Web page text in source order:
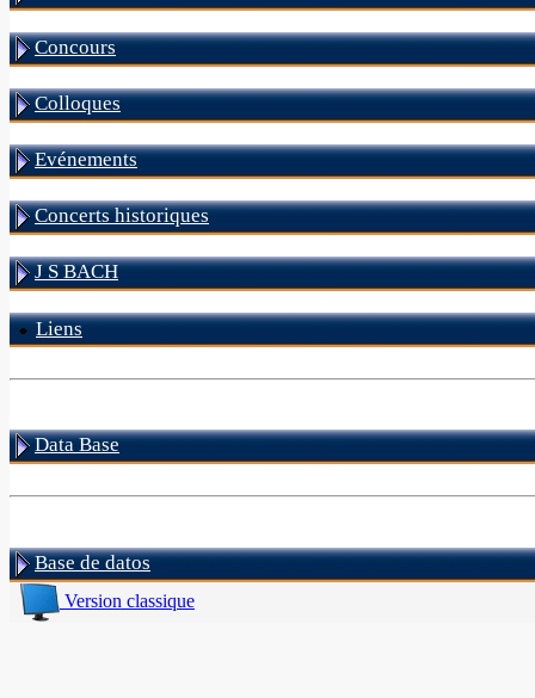
Concours
Colloques
Evénements
Concerts historiques
J S BACH
Liens
Data Base
Base de datos
Version classique